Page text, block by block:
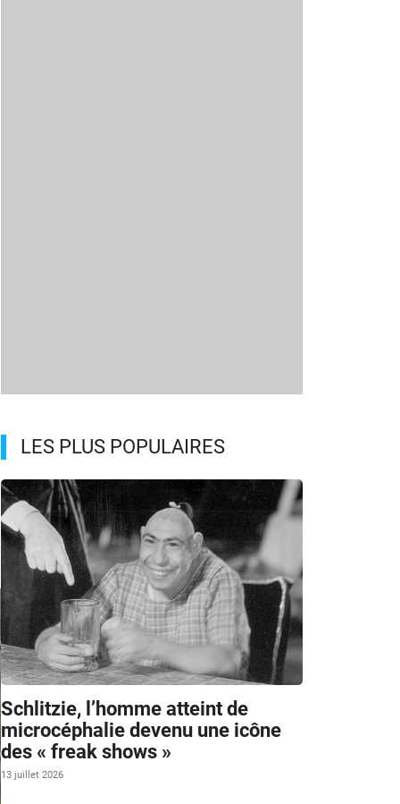
LES PLUS POPULAIRES
Schlitzie, l’homme atteint de
microcéphalie devenu une icône
des « freak shows »
13 juillet 2026